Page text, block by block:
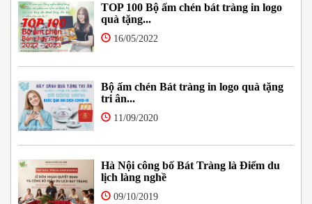
TOP 100 Bộ ấm chén bát tràng in logo
quà tặng...
16/05/2022
Bộ ấm chén Bát tràng in logo quà tặng
tri ân...
11/09/2020
Hà Nội công bố Bát Tràng là Điểm du
lịch làng nghề
09/10/2019